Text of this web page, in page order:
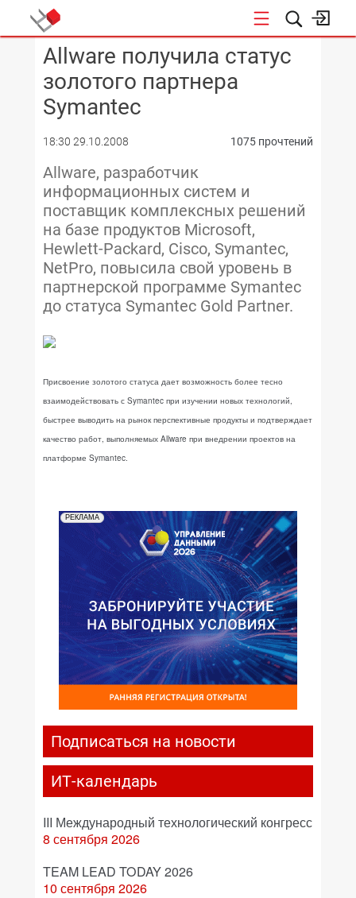
КОНФЕРЕНЦИИ
Allware получила статус
золотого партнера
Symantec
18:30 29.10.2008 1075 прочтений
Allware, разработчик
информационных систем и
поставщик комплексных решений
на базе продуктов Microsoft,
Hewlett-Packard, Cisco, Symantec,
NetPro, повысила свой уровень в
партнерской программе Symantec
до статуса Symantec Gold Partner.
Присвоение золотого статуса дает возможность более тесно
взаимодействовать с Symantec при изучении новых технологий,
быстрее выводить на рынок перспективные продукты и подтверждает
качество работ, выполняемых Allware при внедрении проектов на
платформе Symantec.
РЕКЛАМА
Подписаться на новости
ИТ-календарь
III Международный технологический конгресс
8 сентября 2026
TEAM LEAD TODAY 2026
10 сентября 2026